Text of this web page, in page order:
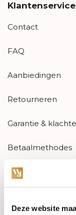
Deze website
Klantenservice
Contact
FAQ
Aanbiedingen
Retourneren
Garantie &
Betaalmethodes
Sitemap
Categorieën